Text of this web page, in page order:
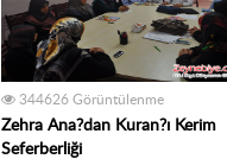
344626 Görüntülenme
Zehra Ana?dan Kuran?ı Kerim
Seferberliği